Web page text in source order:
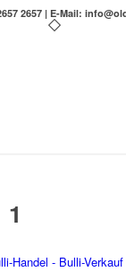
2657 | E-Mail: